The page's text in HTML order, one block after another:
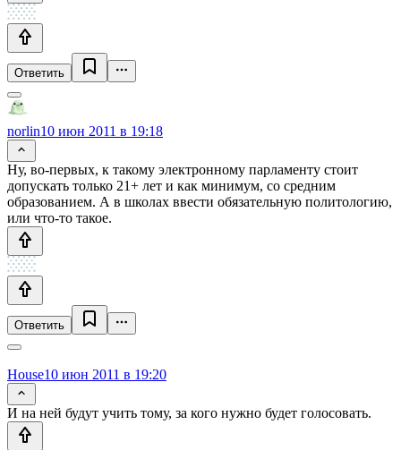
Ответить
norlin10 июн 2011 в 19:18
Ну, во-первых, к такому электронному парламенту стоит
допускать только 21+ лет и как минимум, со средним
образованием. А в школах ввести обязательную политологию,
или что-то такое.
Ответить
House10 июн 2011 в 19:20
И на ней будут учить тому, за кого нужно будет голосовать.